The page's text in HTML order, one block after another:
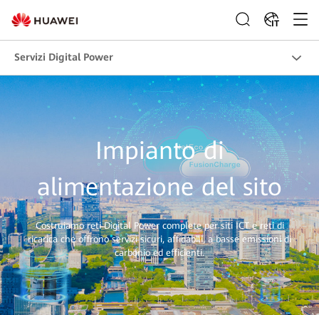
IT
Servizi Digital Power
Impianto di
alimentazione del sito
Costruiamo reti Digital Power complete per siti ICT e reti di
ricarica che offrono servizi sicuri, affidabili, a basse emissioni di
carbonio ed efficienti.